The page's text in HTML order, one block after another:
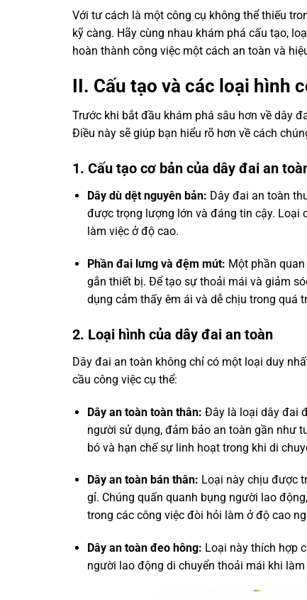
Với tư cách là một công cụ không thể thiếu
kỹ càng. Hãy cùng nhau khám phá cấu tạo,
hoàn thành công việc một cách an toàn và
II. Cấu tạo và các loại hình
Trước khi bắt đầu khám phá sâu hơn về dây
Điều này sẽ giúp bạn hiểu rõ hơn về cách
1. Cấu tạo cơ bản của dây đai an
Dây dù dệt nguyên bản: Dây đai an toàn
được trọng lượng lớn và đáng tin cậy. Loại
làm việc ở độ cao.
Phần đai lưng và đệm mút: Một phần
gắn thiết bị. Để tạo sự thoải mái và giảm
dụng cảm thấy êm ái và dễ chịu trong quá
2. Loại hình của dây đai an toàn
Dây đai an toàn không chỉ có một loại duy
cầu công việc cụ thể:
Dây an toàn toàn thân: Đây là loại dây đai
người sử dụng, đảm bảo an toàn gần như
bó và hạn chế sự linh hoạt trong khi di
Dây an toàn bán thân: Loại này chịu được
gỉ. Chúng quấn quanh bụng người lao
trong các công việc đòi hỏi làm ở độ cao
Dây an toàn đeo hông: Loại này thích hợp
người lao động di chuyển thoải mái khi làm